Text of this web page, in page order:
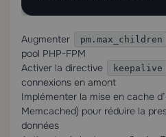
Augmenter pm.max_children
pool PHP-FPM
Activer la directive
keepalive
connexions en amont
Implémenter la mise en cache
Memcached) pour réduire la
données